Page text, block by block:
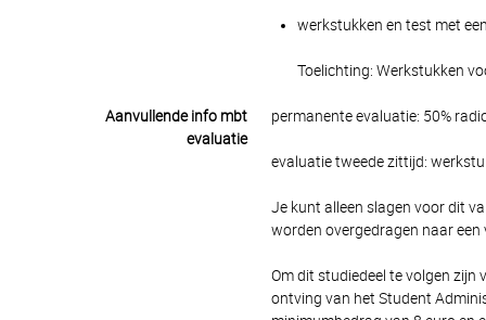
werkstukken en test met
Toelichting: Werkstukken
Aanvullende info mbt
evaluatie
permanente evaluatie: 50%
evaluatie tweede zittijd:
Je kunt alleen slagen voor dit
worden overgedragen naar
Om dit studiedeel te volgen
ontving van het Student